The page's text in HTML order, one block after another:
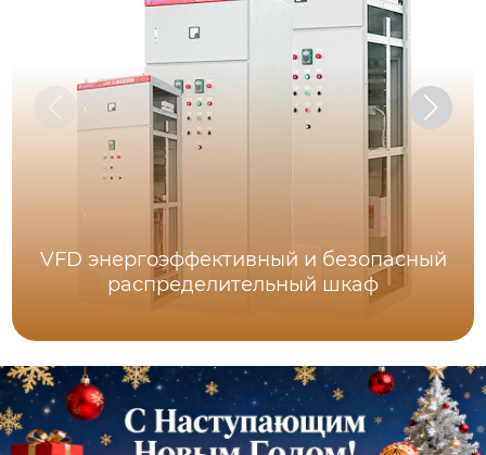
VFD энергоэффективный и безопасный
распределительный шкаф